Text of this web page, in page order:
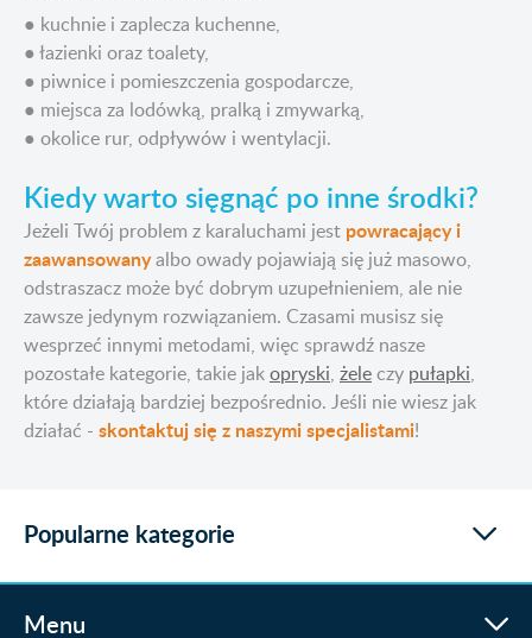
● kuchnie i zaplecza kuchenne,
● łazienki oraz toalety,
● piwnice i pomieszczenia gospodarcze,
● miejsca za lodówką, pralką i zmywarką,
● okolice rur, odpływów i wentylacji.
Kiedy warto sięgnąć po inne środki?
Jeżeli Twój problem z karaluchami jest powracający i
zaawansowanyalbo owady pojawiają się już masowo,
odstraszacz może być dobrym uzupełnieniem, ale nie
zawsze jedynym rozwiązaniem. Czasami musisz się
wesprzeć innymi metodami, więc sprawdź nasze
pozostałe kategorie, takie jakopryski, żeleczy pułapki,
które działają bardziej bezpośrednio. Jeśli nie wiesz jak
działać - skontaktuj się z naszymi specjalistami!
Popularne kategorie
Menu